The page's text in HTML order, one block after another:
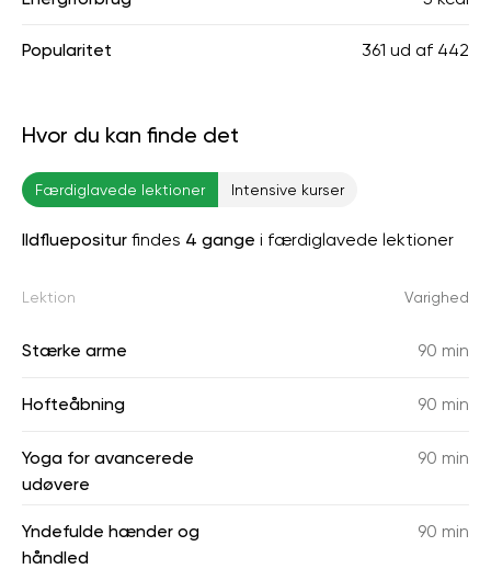
Popularitet 361 ud af 442
Hvor du kan finde det
Færdiglavede lektioner Intensive kurser
Ildfluepositur findes 4 gange i færdiglavede lektioner
Lektion Varighed
Stærke arme 90 min
Hofteåbning 90 min
Yoga for avancerede
udøvere
90 min
Yndefulde hænder og
håndled
90 min